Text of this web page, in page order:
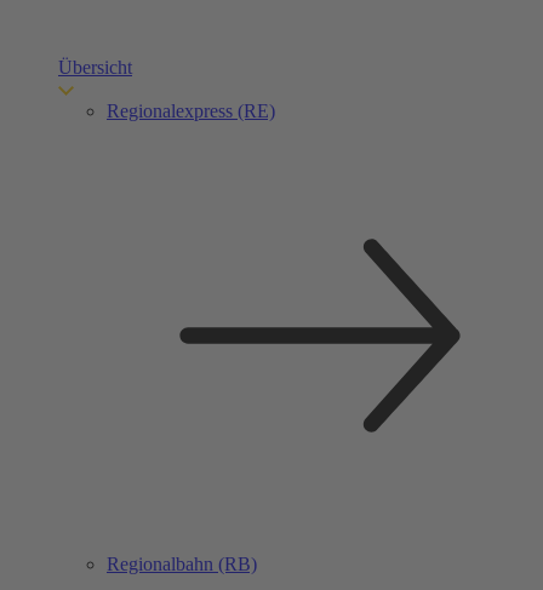
Übersicht
Regionalexpress (RE)
Regionalbahn (RB)